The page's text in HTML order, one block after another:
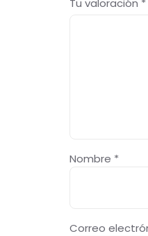
Tu valoración *
Nombre *
Correo